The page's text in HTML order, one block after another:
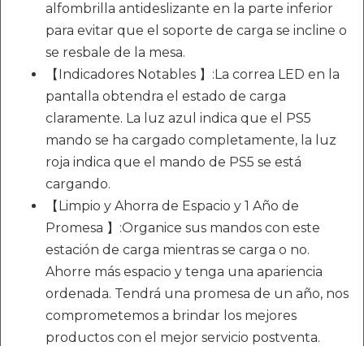
alfombrilla antideslizante en la parte inferior
para evitar que el soporte de carga se incline o
se resbale de la mesa.
【Indicadores Notables 】:La correa LED en la
pantalla obtendra el estado de carga
claramente. La luz azul indica que el PS5
mando se ha cargado completamente, la luz
roja indica que el mando de PS5 se está
cargando.
【Limpio y Ahorra de Espacio y 1 Año de
Promesa 】:Organice sus mandos con este
estación de carga mientras se carga o no.
Ahorre más espacio y tenga una apariencia
ordenada. Tendrá una promesa de un año, nos
comprometemos a brindar los mejores
productos con el mejor servicio postventa.